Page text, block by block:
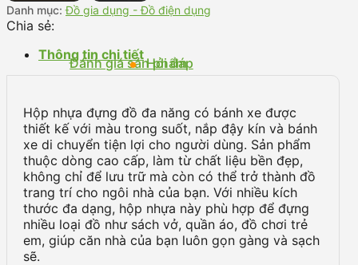
Danh mục:Đồ gia dụng - Đồ điện dụng
Chia sẻ:
Thông tin chi tiết
Đánh giá sản phẩm
Hỏi đáp
Hộp nhựa đựng đồ đa năng có bánh xe được
thiết kế với màu trong suốt, nắp đậy kín và bánh
xe di chuyển tiện lợi cho người dùng. Sản phẩm
thuộc dòng cao cấp, làm từ chất liệu bền đẹp,
không chỉ để lưu trữ mà còn có thể trở thành đồ
trang trí cho ngôi nhà của bạn. Với nhiều kích
thước đa dạng, hộp nhựa này phù hợp để đựng
nhiều loại đồ như sách vở, quần áo, đồ chơi trẻ
em, giúp căn nhà của bạn luôn gọn gàng và sạch
sẽ.